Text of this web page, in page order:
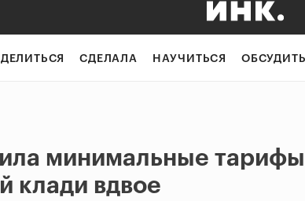
СДЕЛАЛА НАУЧИТЬСЯ ОБСУДИТЬ
минимальные
клади вдвое